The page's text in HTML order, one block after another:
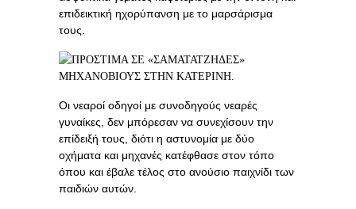
επιδεικτική ηχορύπανση με το μαρσάρισμα
τους.
Οι νεαροί οδηγοί με συνοδηγούς νεαρές
γυναίκες, δεν μπόρεσαν να συνεχίσουν την
επίδειξή τους, διότι η αστυνομία με δύο
οχήματα και μηχανές κατέφθασε στον τόπο
όπου και έβαλε τέλος στο ανούσιο παιχνίδι των
παιδιών αυτών.